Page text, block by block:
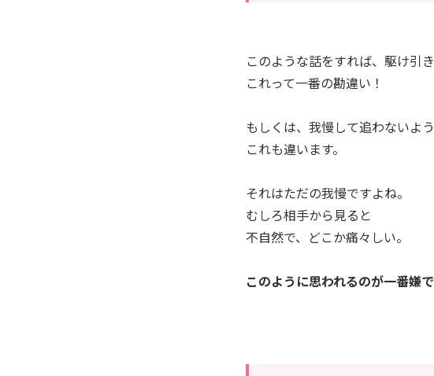
このような話をすれば、駆け引
これって一番の勘違い！
もしくは、我慢して追わないよ
これも違います。
それはただの我慢ですよね。
むしろ相手から見ると
不自然で、どこか痛々しい。
このように思われるのが一番嫌